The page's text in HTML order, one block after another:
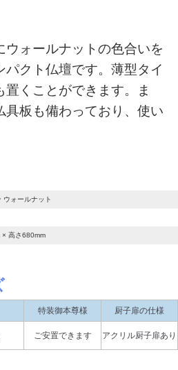
ウォールナットの色合いを
クト仏壇です。薄型タイ
くことができます。ま
具板も備わっており、使い
ウォールナット
× 高さ680mm
特装御本尊様 厨子扉の仕様
ご安置できます アクリル厨子扉あり